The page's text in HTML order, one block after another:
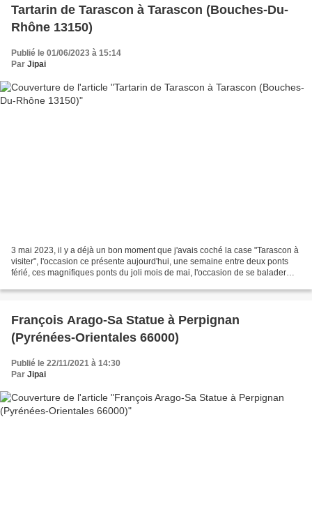
Tartarin de Tarascon à Tarascon (Bouches-Du-
Rhône 13150)
Publié le 01/06/2023 à 15:14
Par Jipai
3 mai 2023, il y a déjà un bon moment que j'avais coché la case "Tarascon à
visiter", l'occasion ce présente aujourd'hui, une semaine entre deux ponts
férié, ces magnifiques ponts du joli mois de mai, l'occasion de se balader
François Arago-Sa Statue à Perpignan
(Pyrénées-Orientales 66000)
Publié le 22/11/2021 à 14:30
Par Jipai